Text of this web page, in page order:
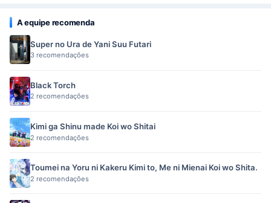
A equipe recomenda
Super no Ura de Yani Suu Futari
3 recomendações
Black Torch
2 recomendações
Kimi ga Shinu made Koi wo Shitai
2 recomendações
Toumei na Yoru ni Kakeru Kimi to, Me ni Mienai Koi wo Shita.
2 recomendações